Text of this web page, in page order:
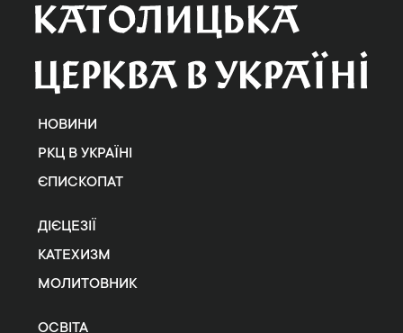
НОВИНИ
РКЦ В УКРАЇНІ
ЄПИСКОПАТ
ДІЄЦЕЗІЇ
КАТЕХИЗМ
МОЛИТОВНИК
ОСВІТА